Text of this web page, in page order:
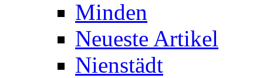
Minden
Neueste Artikel
Nienstädt